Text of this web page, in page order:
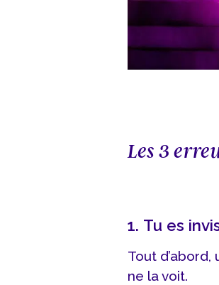
Les 3
1. Tu es
Tout d’abord,
ne la voit.